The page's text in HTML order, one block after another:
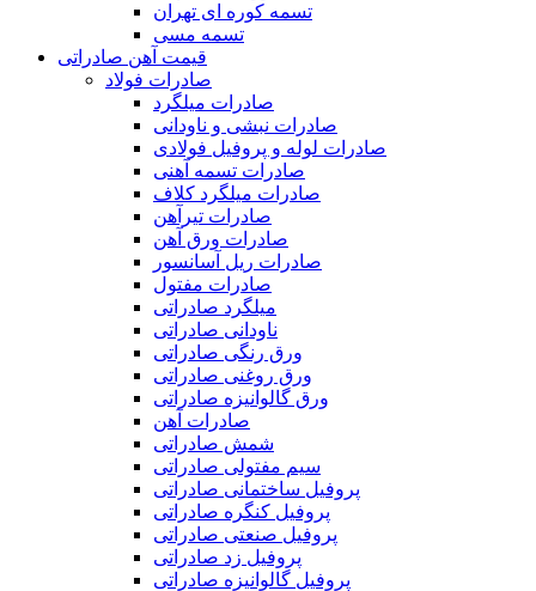
تسمه کوره ای تهران
تسمه مسی
قیمت آهن صادراتی
صادرات فولاد
صادرات میلگرد
صادرات نبشی و ناودانی
صادرات لوله و پروفیل فولادی
صادرات تسمه آهنی
صادرات میلگرد کلاف
صادرات تیرآهن
صادرات ورق آهن
صادرات ریل آسانسور
صادرات مفتول
میلگرد صادراتی
ناودانی صادراتی
ورق رنگی صادراتی
ورق روغنی صادراتی
ورق گالوانیزه صادراتی
صادرات آهن
شمش صادراتی
سیم مفتولی صادراتی
پروفیل ساختمانی صادراتی
پروفیل کنگره صادراتی
پروفیل صنعتی صادراتی
پروفیل زد صادراتی
پروفیل گالوانیزه صادراتی